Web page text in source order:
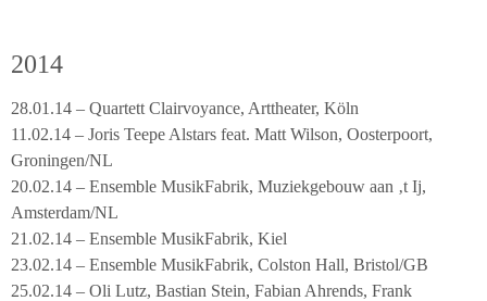
2014
28.01.14 – Quartett Clairvoyance, Arttheater, Köln
11.02.14 – Joris Teepe Alstars feat. Matt Wilson, Oosterpoort,
Groningen/NL
20.02.14 – Ensemble MusikFabrik, Muziekgebouw aan ‚t Ij,
Amsterdam/NL
21.02.14 – Ensemble MusikFabrik, Kiel
23.02.14 – Ensemble MusikFabrik, Colston Hall, Bristol/GB
25.02.14 – Oli Lutz, Bastian Stein, Fabian Ahrends, Frank